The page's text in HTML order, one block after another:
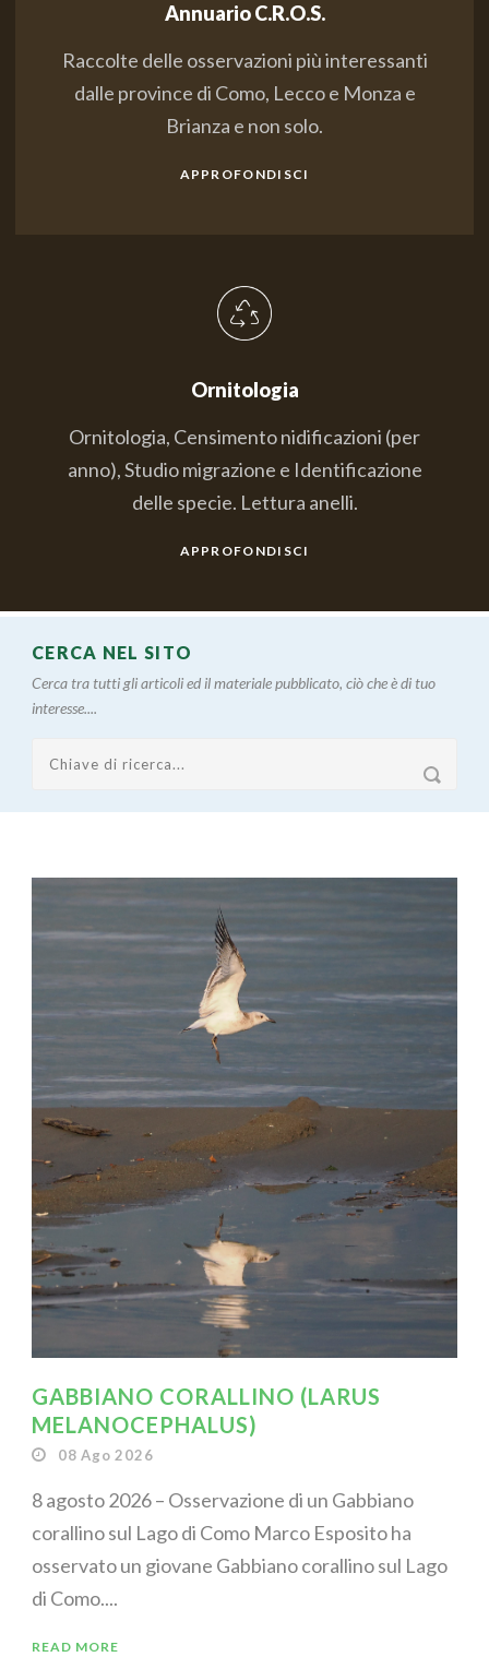
Annuario C.R.O.S.
Raccolte delle osservazioni più interessanti
dalle province di Como, Lecco e Monza e
Brianza e non solo.
APPROFONDISCI
Ornitologia
Ornitologia, Censimento nidificazioni (per
anno), Studio migrazione e Identificazione
delle specie. Lettura anelli.
APPROFONDISCI
CERCA NEL SITO
Cerca tra tutti gli articoli ed il materiale pubblicato, ciò che è di tuo
interesse....
GABBIANO CORALLINO (LARUS
MELANOCEPHALUS)
08 Ago 2026
8 agosto 2026 – Osservazione di un Gabbiano
corallino sul Lago di Como Marco Esposito ha
osservato un giovane Gabbiano corallino sul Lago
di Como....
READ MORE